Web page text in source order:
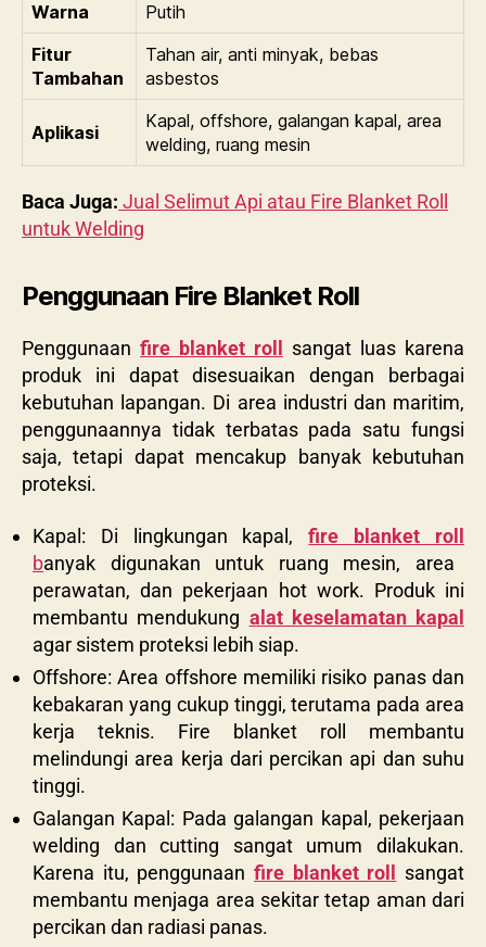
Warna
Putih
Fitur
Tambahan
Tahan air, anti minyak, bebas
asbestos
Aplikasi
Kapal, offshore, galangan kapal, area
welding, ruang mesin
Baca Juga: Jual Selimut Api atau Fire Blanket Roll
untuk Welding
Penggunaan Fire Blanket Roll
Penggunaan fire blanket roll
sangat luas karena
produk ini dapat disesuaikan dengan berbagai
kebutuhan lapangan. Di area industri dan maritim,
penggunaannya tidak terbatas pada satu fungsi
saja, tetapi dapat mencakup banyak kebutuhan
proteksi.
Kapal: Di lingkungan kapal,fire blanket roll
banyak digunakan untuk ruang mesin, area
perawatan, dan pekerjaan hot work. Produk ini
membantu mendukung alat keselamatan kapal
agar sistem proteksi lebih siap.
Offshore: Area offshore memiliki risiko panas dan
kebakaran yang cukup tinggi, terutama pada area
kerja teknis. Fire blanket roll membantu
melindungi area kerja dari percikan api dan suhu
tinggi.
Galangan Kapal: Pada galangan kapal, pekerjaan
welding dan cutting sangat umum dilakukan.
Karena itu, penggunaan fire blanket roll
sangat
membantu menjaga area sekitar tetap aman dari
percikan dan radiasi panas.